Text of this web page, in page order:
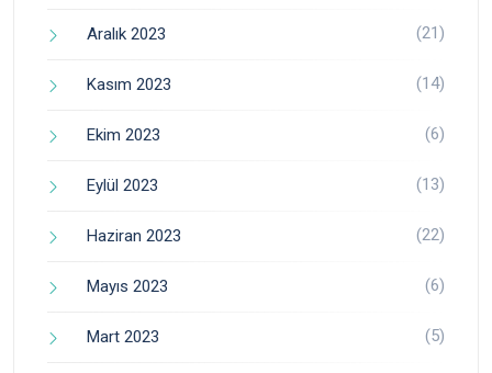
Aralık 2023 (21)
Kasım 2023 (14)
Ekim 2023 (6)
Eylül 2023 (13)
Haziran 2023 (22)
Mayıs 2023 (6)
Mart 2023 (5)